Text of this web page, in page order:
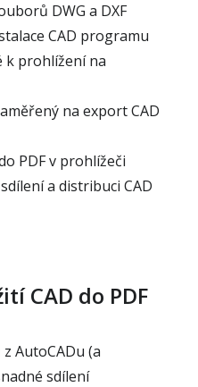
DWG a DXF
CAD programu
k prohlížení na
na export CAD
PDF v prohlížeči
a distribuci CAD
CAD do PDF
AutoCADu (a
sdílení